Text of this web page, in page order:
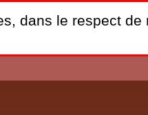
dans le respect de